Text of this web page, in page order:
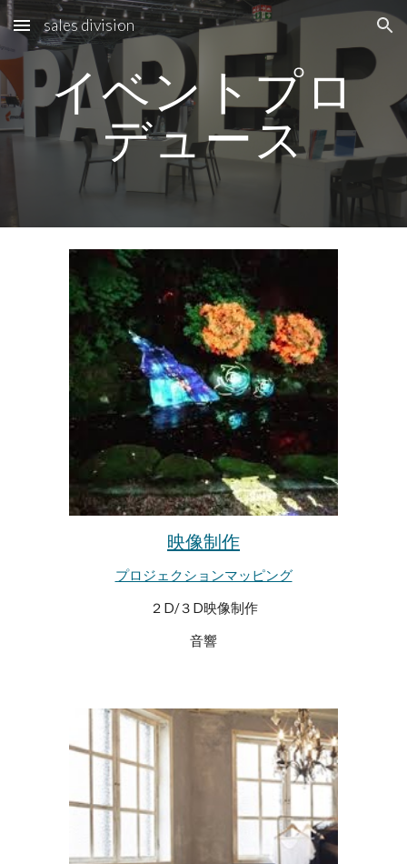
Skip to main content Skip to navigation
sales division
イベントプロ
デュース
映像制作
プロジェクションマッピング
２D/３D映像制作
音響